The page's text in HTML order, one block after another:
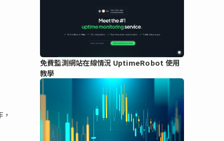
免費監測網站在線情況 UptimeRobot 使用
教學